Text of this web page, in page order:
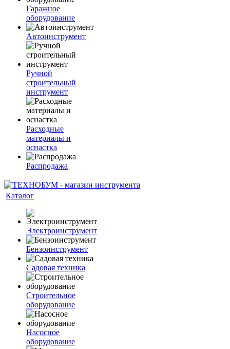
Гаражное
оборудование
Автоинструмент
Ручной
строительный
инструмент
Расходные
материалы и
оснастка
Распродажа
Каталог
Электроинструмент
Бензоинструмент
Садовая техника
Строительное
оборудование
Насосное
оборудование